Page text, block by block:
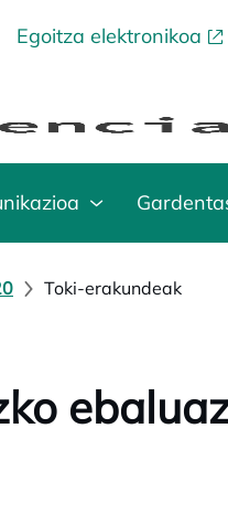
Egoitza elektronikoa
opens in a
Toki-erakundeak